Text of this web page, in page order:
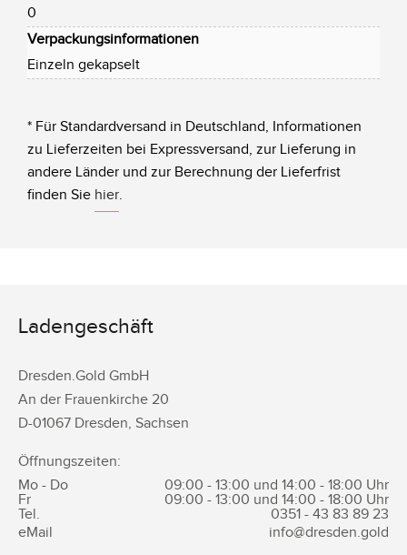
0
Verpackungsinformationen
Einzeln gekapselt
* Für Standardversand in Deutschland, Informationen
zu Lieferzeiten bei Expressversand, zur Lieferung in
andere Länder und zur Berechnung der Lieferfrist
finden Sie hier.
Ladengeschäft
Dresden.Gold GmbH
An der Frauenkirche 20
D-01067 Dresden, Sachsen
Öffnungszeiten:
Mo - Do
09:00 - 13:00 und 14:00 - 18:00 Uhr
Fr
09:00 - 13:00 und 14:00 - 18:00 Uhr
Tel.
0351 - 43 83 89 23
eMail
info@dresden.gold